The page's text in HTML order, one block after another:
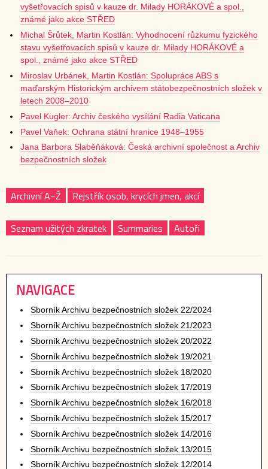
vyšetřovacích spisů v kauze dr. Milady HORÁKOVÉ a spol.,
známé jako akce STŘED
Michal Šrůtek, Martin Kostlán: Vyhodnocení růzkumu fyzického
stavu vyšetřovacích spisů v kauze dr. Milady HORÁKOVÉ a
spol., známé jako akce STŘED
Miroslav Urbánek, Martin Kostlán: Spolupráce ABS s
maďarským Historickým archivem státobezpečnostních složek v
letech 2008–2010
Pavel Kugler: Archiv českého vysílání Radia Vaticana
Pavel Vaňek: Ochrana státní hranice 1948–1955
Jana Barbora Slaběňáková: Česká archivní společnost a Archiv
bezpečnostních složek
Archivní A−Ž Rejstřík osob, krycích jmen, akcí
Seznam užitých zkratek Summaries Autoři
NAVIGACE
Sborník Archivu bezpečnostních složek 22/2024
Sborník Archivu bezpečnostních složek 21/2023
Sborník Archivu bezpečnostních složek 20/2022
Sborník Archivu bezpečnostních složek 19/2021
Sborník Archivu bezpečnostních složek 18/2020
Sborník Archivu bezpečnostních složek 17/2019
Sborník Archivu bezpečnostních složek 16/2018
Sborník Archivu bezpečnostních složek 15/2017
Sborník Archivu bezpečnostních složek 14/2016
Sborník Archivu bezpečnostních složek 13/2015
Sborník Archivu bezpečnostních složek 12/2014